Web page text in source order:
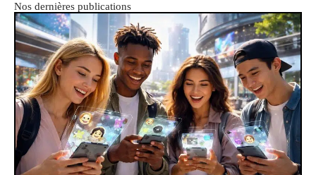
Nos dernières publications